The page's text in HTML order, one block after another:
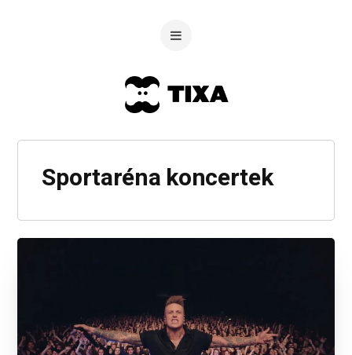
Sportaréna koncertek